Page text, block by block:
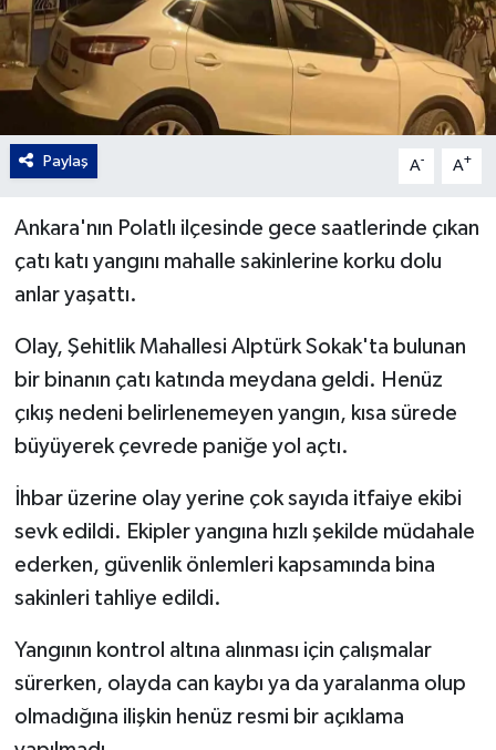
Paylaş A- A+
Ankara'nın Polatlı ilçesinde gece saatlerinde çıkan
çatı katı yangını mahalle sakinlerine korku dolu
anlar yaşattı.
Olay, Şehitlik Mahallesi Alptürk Sokak'ta bulunan
bir binanın çatı katında meydana geldi. Henüz
çıkış nedeni belirlenemeyen yangın, kısa sürede
büyüyerek çevrede paniğe yol açtı.
İhbar üzerine olay yerine çok sayıda itfaiye ekibi
sevk edildi. Ekipler yangına hızlı şekilde müdahale
ederken, güvenlik önlemleri kapsamında bina
sakinleri tahliye edildi.
Yangının kontrol altına alınması için çalışmalar
sürerken, olayda can kaybı ya da yaralanma olup
olmadığına ilişkin henüz resmi bir açıklama